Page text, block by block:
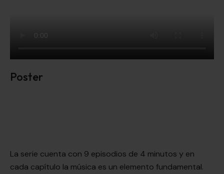
Poster
La serie cuenta con 9 episodios de 4 minutos y en
cada capítulo la música es un elemento fundamental.